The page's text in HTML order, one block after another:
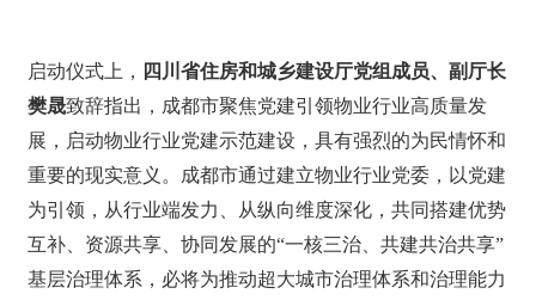
启动仪式上， 四川省住房和城乡建设厅党组成员、副厅长
樊晟致辞指出，成都市聚焦党建引领物业行业高质量发
展，启动物业行业党建示范建设，具有强烈的为民情怀和
重要的现实意义。成都市通过建立物业行业党委，以党建
为引领，从行业端发力、从纵向维度深化，共同搭建优势
互补、资源共享、协同发展的“一核三治、共建共治共享”
基层治理体系，必将为推动超大城市治理体系和治理能力